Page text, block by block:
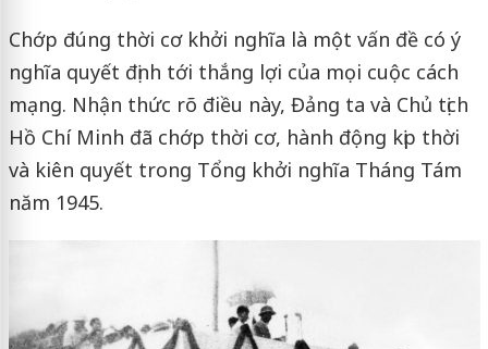
Chớp đúng thời cơ khởi nghĩa là một vấn đề có ý
nghĩa quyết định tới thắng lợi của mọi cuộc cách
mạng. Nhận thức rõ điều này, Đảng ta và Chủ tịch
Hồ Chí Minh đã chớp thời cơ, hành động kịp thời
và kiên quyết trong Tổng khởi nghĩa Tháng Tám
năm 1945.